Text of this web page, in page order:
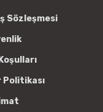
Sözleşmesi
Politikası